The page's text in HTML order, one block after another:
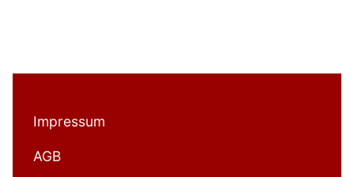
Impressum
AGB